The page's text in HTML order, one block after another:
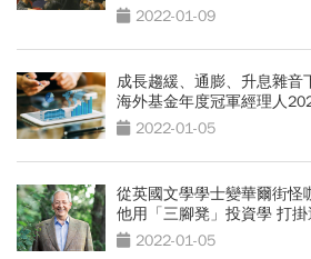
2022-01-09
成長趨緩、通膨、升息雜音
海外基金年度冠軍經理人
2022-01-05
從英國文學學士變華爾街怪
他用「三腳凳」投資學 打
2022-01-05